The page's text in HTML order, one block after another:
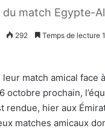
du match Egypte-
292 Temps de lecture
match amical face
octobre prochain,
rendue, hier aux
matches amicaux